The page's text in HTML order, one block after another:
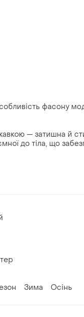
фасону
— затишна й
до тіла, що
Зима Осінь